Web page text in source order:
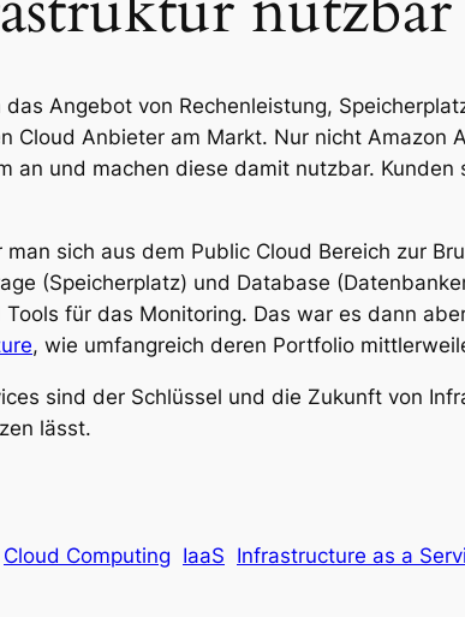
Angebot von Rechenleistung,
Cloud Anbieter am Markt. Nur nicht
an und machen diese damit nutzbar.
man sich aus dem Public Cloud Bereich zur
(Speicherplatz) und Database
für das Monitoring. Das war es dann
, wie umfangreich deren Portfolio
sind der Schlüssel und die Zukunft von
lässt.
Cloud Computing IaaS Infrastructure as a